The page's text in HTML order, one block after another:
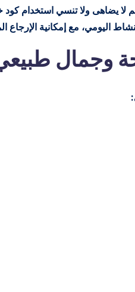
لا يضاهى ولا تنسي استخدام
اليومي، مع إمكانية
طبيعي